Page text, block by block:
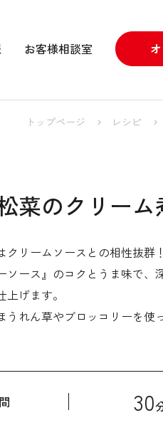
お客様相談室
トップページ レシピ
菜のクリーム
クリームソースとの相性抜群！
ソース』のコクとうま味で、
げます。
うれん草やブロッコリーを使
30